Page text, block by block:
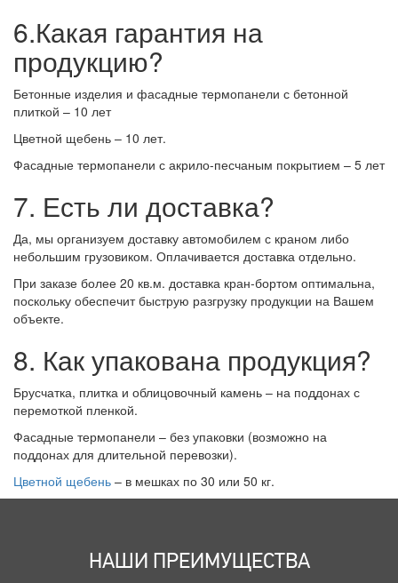
6.Какая гарантия на
продукцию?
Бетонные изделия и фасадные термопанели с бетонной
плиткой – 10 лет
Цветной щебень – 10 лет.
Фасадные термопанели с акрило-песчаным покрытием – 5 лет
7. Есть ли доставка?
Да, мы организуем доставку автомобилем с краном либо
небольшим грузовиком. Оплачивается доставка отдельно.
При заказе более 20 кв.м. доставка кран-бортом оптимальна,
поскольку обеспечит быструю разгрузку продукции на Вашем
объекте.
8. Как упакована продукция?
Брусчатка, плитка и облицовочный камень – на поддонах с
перемоткой пленкой.
Фасадные термопанели – без упаковки (возможно на
поддонах для длительной перевозки).
Цветной щебень – в мешках по 30 или 50 кг.
НАШИ ПРЕИМУЩЕСТВА